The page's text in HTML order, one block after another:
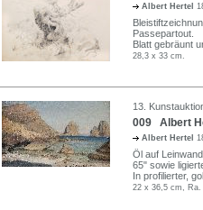
Albert Hertel
Passepartout.
Blatt gebräunt
28,3 x 33 cm.
13.
009 Albert
Albert Hertel
Öl auf
65" sowie
In profilierter,
22 x 36,5 cm,